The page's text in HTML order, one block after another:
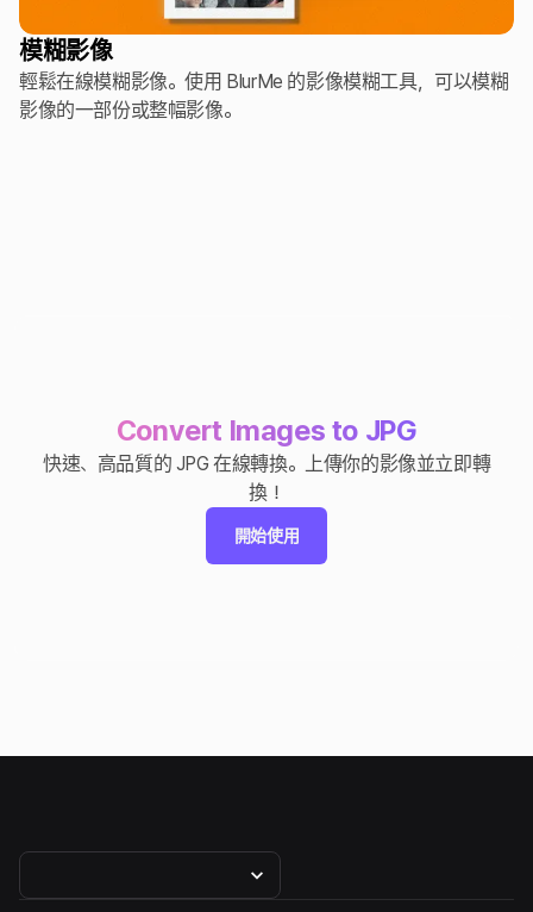
模糊影像
輕鬆在線模糊影像。使用 BlurMe 的影像模糊工具，可以模糊
影像的一部份或整幅影像。
Convert Images to JPG
快速、高品質的 JPG 在線轉換。上傳你的影像並立即轉
換！
開始使用